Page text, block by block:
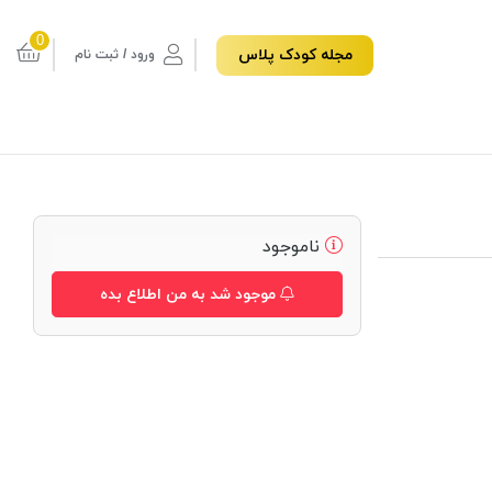
مجله کودک پلاس ورود / ثبت نام
0
ناموجود
موجود شد به من اطلاع بده